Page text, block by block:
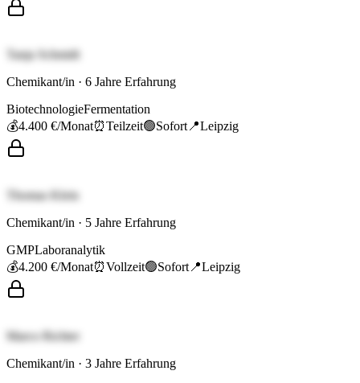
Tanja Schmidt
Chemikant/in · 6 Jahre Erfahrung
BiotechnologieFermentation
💰4.400 €/Monat⏰Teilzeit🟢Sofort 📍Leipzig
Thomas Klein
Chemikant/in · 5 Jahre Erfahrung
GMPLaboranalytik
💰4.200 €/Monat⏰Vollzeit🟢Sofort 📍Leipzig
Marco Richter
Chemikant/in · 3 Jahre Erfahrung